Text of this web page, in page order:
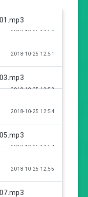
t
i
2018-10-25 12:50
2018-10-25 12:51
2018-10-25 12:53
2018-10-25 12:54
2018-10-25 12:54
2018-10-25 12:55